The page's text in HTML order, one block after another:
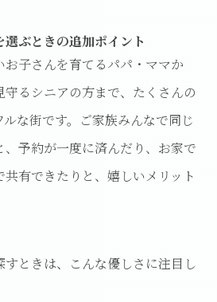
ぶときの追加ポイント
子さんを育てるパパ・ママか
守るシニアの方まで、たくさんの
な街です。ご家族みんなで同じ
予約が一度に済んだり、お家で
有できたりと、嬉しいメリット
ときは、こんな優しさに注目し